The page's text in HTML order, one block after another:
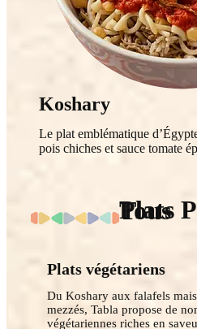
Koshary
Le plat emblématique
pois chiches et sauce tomate
Plats Pour Tous
Plats végétariens
Du Koshary aux falafels
mezzés, Tabla propose de
végétariennes riches en